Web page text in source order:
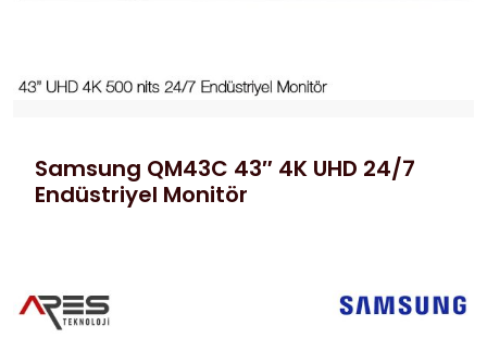
Samsung QM43C 43″ 4K UHD 24/7
Endüstriyel Monitör